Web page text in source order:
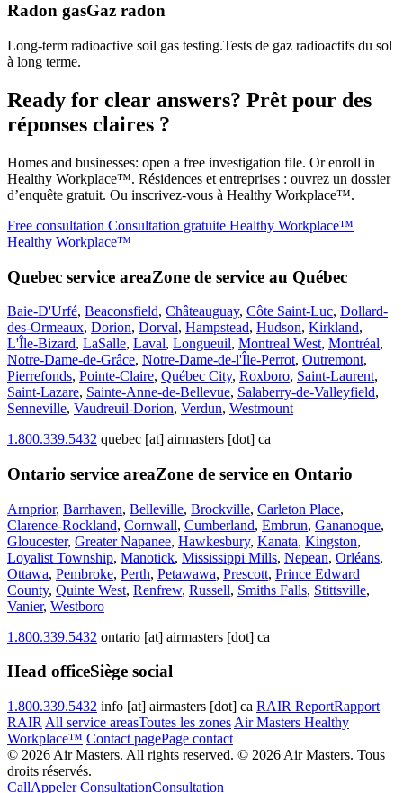
Radon gasGaz radon
Long-term radioactive soil gas testing.Tests de gaz radioactifs du sol
à long terme.
Ready for clear answers? Prêt pour des
réponses claires ?
Homes and businesses: open a free investigation file. Or enroll in
Healthy Workplace™. Résidences et entreprises : ouvrez un dossier
d’enquête gratuit. Ou inscrivez-vous à Healthy Workplace™.
Free consultation Consultation gratuite Healthy Workplace™
Healthy Workplace™
Quebec service areaZone de service au Québec
Baie-D'Urfé, Beaconsfield, Châteauguay, Côte Saint-Luc, Dollard-
des-Ormeaux, Dorion, Dorval, Hampstead, Hudson, Kirkland,
L'Île-Bizard, LaSalle, Laval, Longueuil, Montreal West, Montréal,
Notre-Dame-de-Grâce, Notre-Dame-de-l'Île-Perrot, Outremont,
Pierrefonds, Pointe-Claire, Québec City, Roxboro, Saint-Laurent,
Saint-Lazare, Sainte-Anne-de-Bellevue, Salaberry-de-Valleyfield,
Senneville, Vaudreuil-Dorion, Verdun, Westmount
1.800.339.5432 quebec [at] airmasters [dot] ca
Ontario service areaZone de service en Ontario
Arnprior, Barrhaven, Belleville, Brockville, Carleton Place,
Clarence-Rockland, Cornwall, Cumberland, Embrun, Gananoque,
Gloucester, Greater Napanee, Hawkesbury, Kanata, Kingston,
Loyalist Township, Manotick, Mississippi Mills, Nepean, Orléans,
Ottawa, Pembroke, Perth, Petawawa, Prescott, Prince Edward
County, Quinte West, Renfrew, Russell, Smiths Falls, Stittsville,
Vanier, Westboro
1.800.339.5432 ontario [at] airmasters [dot] ca
Head officeSiège social
1.800.339.5432 info [at] airmasters [dot] ca RAIR ReportRapport
RAIR All service areasToutes les zones Air Masters Healthy
Workplace™ Contact pagePage contact
© 2026 Air Masters. All rights reserved. © 2026 Air Masters. Tous
droits réservés.
CallAppeler ConsultationConsultation